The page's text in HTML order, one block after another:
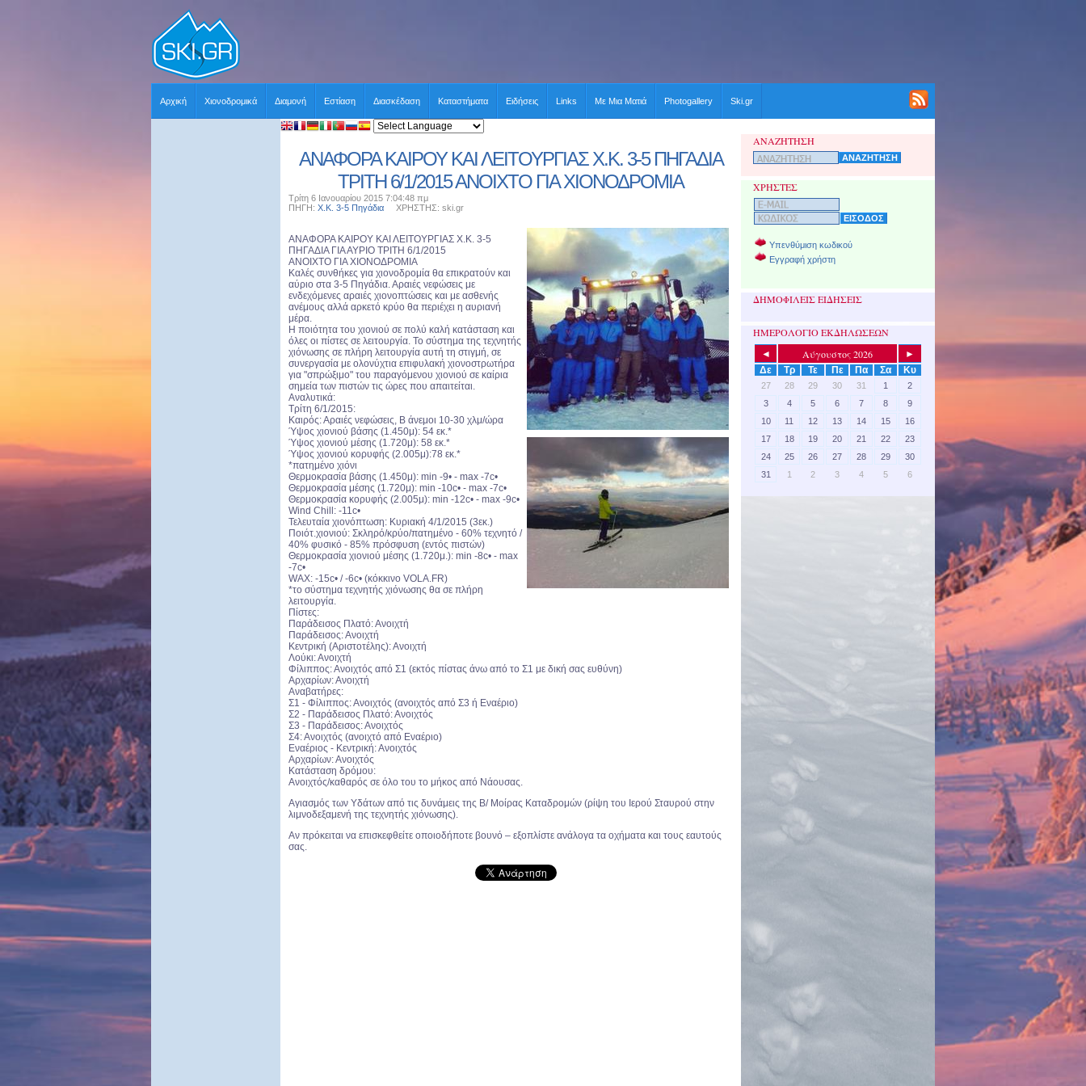
Αρχική Χιονοδρομικά Διαμονή Εστίαση Διασκέδαση Καταστήματα Ειδήσεις Links Με Μια Ματιά Photogallery Ski.gr
ΑΝΑΦΟΡΑ ΚΑΙΡΟΥ ΚΑΙ ΛΕΙΤΟΥΡΓΙΑΣ Χ.Κ. 3-5 ΠΗΓΑΔΙΑ
ΤΡΙΤΗ 6/1/2015 ΑΝΟΙΧΤΟ ΓΙΑ ΧΙΟΝΟΔΡΟΜΙΑ
Τρίτη 6 Ιανουαρίου 2015 7:04:48 πμ
ΠΗΓΗ: Χ.Κ. 3-5 Πηγάδια ΧΡΗΣΤΗΣ: ski.gr
ΑΝΑΦΟΡΑ ΚΑΙΡΟΥ ΚΑΙ ΛΕΙΤΟΥΡΓΙΑΣ Χ.Κ. 3-5
ΠΗΓΑΔΙΑ ΓΙΑ ΑΥΡΙΟ ΤΡΙΤΗ 6/1/2015
ΑΝΟΙΧΤΟ ΓΙΑ ΧΙΟΝΟΔΡΟΜΙΑ
Καλές συνθήκες για χιονοδρομία θα επικρατούν και
αύριο στα 3-5 Πηγάδια. Αραιές νεφώσεις με
ενδεχόμενες αραιές χιονοπτώσεις και με ασθενής
ανέμους αλλά αρκετό κρύο θα περιέχει η αυριανή
μέρα.
Η ποιότητα του χιονιού σε πολύ καλή κατάσταση και
όλες οι πίστες σε λειτουργία. Το σύστημα της τεχνητής
χιόνωσης σε πλήρη λειτουργία αυτή τη στιγμή, σε
συνεργασία με ολονύχτια επιφυλακή χιονοστρωτήρα
για "σπρώξιμο" του παραγόμενου χιονιού σε καίρια
σημεία των πιστών τις ώρες που απαιτείται.
Αναλυτικά:
Τρίτη 6/1/2015:
Καιρός: Αραιές νεφώσεις, Β άνεμοι 10-30 χλμ/ώρα
Ύψος χιονιού βάσης (1.450μ): 54 εκ.*
Ύψος χιονιού μέσης (1.720μ): 58 εκ.*
Ύψος χιονιού κορυφής (2.005μ):78 εκ.*
*πατημένο χιόνι
Θερμοκρασία βάσης (1.450μ): min -9• - max -7c•
Θερμοκρασία μέσης (1.720μ): min -10c• - max -7c•
Θερμοκρασία κορυφής (2.005μ): min -12c• - max -9c•
Wind Chill: -11c•
Τελευταία χιονόπτωση: Κυριακή 4/1/2015 (3εκ.)
Ποιότ.χιονιού: Σκληρό/κρύο/πατημένο - 60% τεχνητό /
40% φυσικό - 85% πρόσφυση (εντός πιστών)
Θερμοκρασία χιονιού μέσης (1.720μ.): min -8c• - max
-7c•
WAX: -15c• / -6c• (κόκκινο VOLA.FR)
*το σύστημα τεχνητής χιόνωσης θα σε πλήρη
λειτουργία.
Πίστες:
Παράδεισος Πλατό: Ανοιχτή
Παράδεισος: Ανοιχτή
Κεντρική (Αριστοτέλης): Ανοιχτή
Λούκι: Ανοιχτή
Φίλιππος: Ανοιχτός από Σ1 (εκτός πίστας άνω από το Σ1 με δική σας ευθύνη)
Αρχαρίων: Ανοιχτή
Αναβατήρες:
Σ1 - Φίλιππος: Ανοιχτός (ανοιχτός από Σ3 ή Εναέριο)
Σ2 - Παράδεισος Πλατό: Ανοιχτός
Σ3 - Παράδεισος: Ανοιχτός
Σ4: Ανοιχτός (ανοιχτό από Εναέριο)
Εναέριος - Κεντρική: Ανοιχτός
Αρχαρίων: Ανοιχτός
Κατάσταση δρόμου:
Ανοιχτός/καθαρός σε όλο του το μήκος από Νάουσας.
Αγιασμός των Υδάτων από τις δυνάμεις της Β/ Μοίρας Καταδρομών (ρίψη του Ιερού Σταυρού στην
λιμνοδεξαμενή της τεχνητής χιόνωσης).
Αν πρόκειται να επισκεφθείτε οποιοδήποτε βουνό – εξοπλίστε ανάλογα τα οχήματα και τους εαυτούς
σας.
ΑΝΑΖΗΤΗΣΗ
ΧΡΗΣΤΕΣ
Υπενθύμιση κωδικού
Εγγραφή χρήστη
ΔΗΜΟΦΙΛΕΙΣ ΕΙΔΗΣΕΙΣ
ΗΜΕΡΟΛΟΓΙΟ ΕΚΔΗΛΩΣΕΩΝ
◄ Αύγουστος 2026
►
Δε
Τρ Τε Πε Πα Σα Κυ
27 28 29 30 31 1
2
3
4 5 6 7 8
9
10
11 12 13 14 15
16
17
18 19 20 21 22
23
24
25 26 27 28 29
30
31
1 2 3 4 5 6